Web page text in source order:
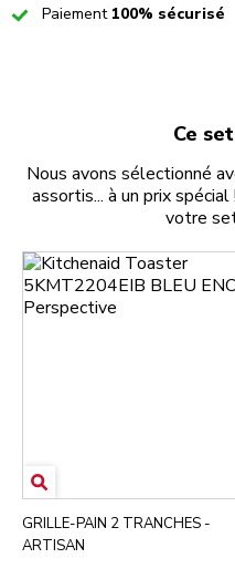
CheckedPaiement 100% sécurisé
Ce
Nous avons sélectionné
assortis... à un prix
votre
GRILLE-PAIN 2 TRANCHES -
ARTISAN